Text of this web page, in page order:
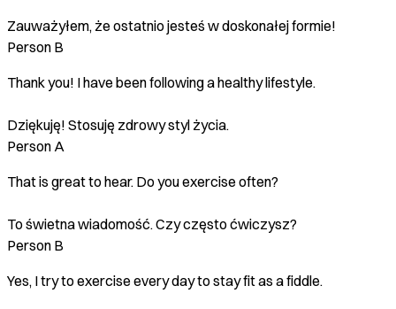
Zauważyłem, że ostatnio jesteś w doskonałej formie!
Person B
Thank you! I have been following a healthy lifestyle.
Dziękuję! Stosuję zdrowy styl życia.
Person A
That is great to hear. Do you exercise often?
To świetna wiadomość. Czy często ćwiczysz?
Person B
Yes, I try to exercise every day to stay fit as a fiddle.